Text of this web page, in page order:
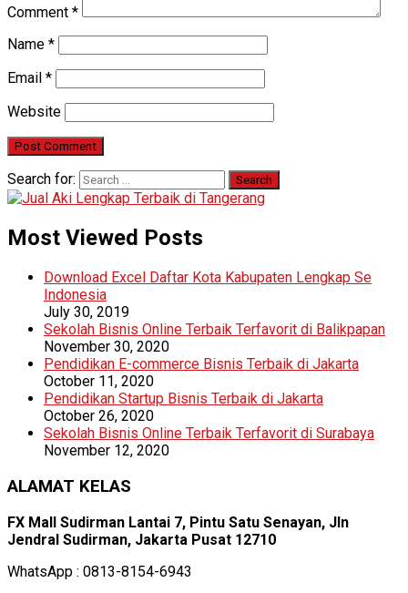
Comment *
Name *
Email *
Website
Search for:
Most Viewed Posts
Download Excel Daftar Kota Kabupaten Lengkap Se
Indonesia
July 30, 2019
Sekolah Bisnis Online Terbaik Terfavorit di Balikpapan
November 30, 2020
Pendidikan E-commerce Bisnis Terbaik di Jakarta
October 11, 2020
Pendidikan Startup Bisnis Terbaik di Jakarta
October 26, 2020
Sekolah Bisnis Online Terbaik Terfavorit di Surabaya
November 12, 2020
ALAMAT KELAS
FX Mall Sudirman Lantai 7, Pintu Satu Senayan, Jln
Jendral Sudirman, Jakarta Pusat 12710
WhatsApp : 0813-8154-6943